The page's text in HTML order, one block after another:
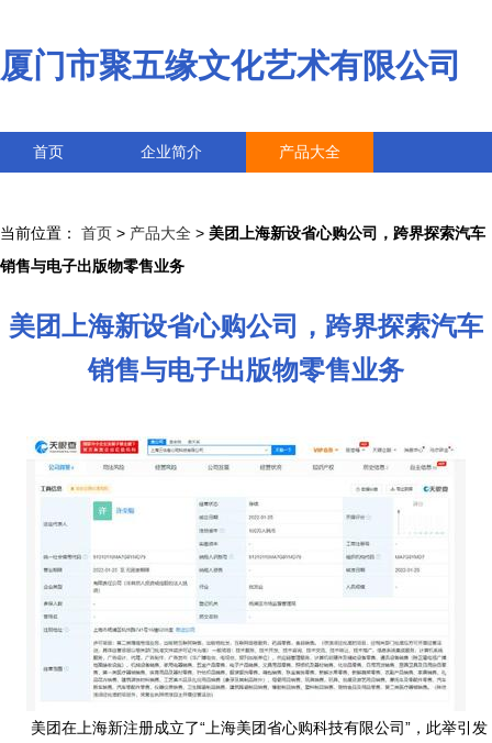
厦门市聚五缘文化艺术有限公司
首页 企业简介 产品大全
当前位置： 首页 > 产品大全 > 美团上海新设省心购公司，跨界探索汽车
销售与电子出版物零售业务
美团上海新设省心购公司，跨界探索汽车
销售与电子出版物零售业务
美团在上海新注册成立了“上海美团省心购科技有限公司”，此举引发